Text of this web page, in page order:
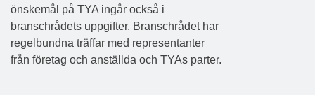
önskemål på TYA ingår också i
branschrådets uppgifter. Branschrådet har
regelbundna träffar med representanter
från företag och anställda och TYAs parter.